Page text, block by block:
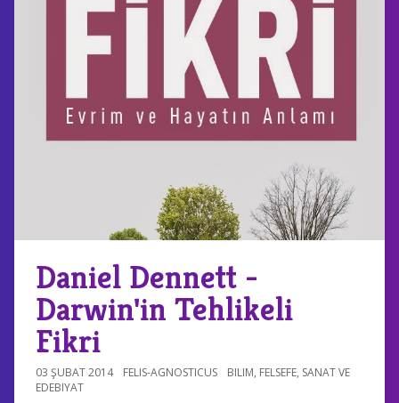
Daniel Dennett -
Darwin'in Tehlikeli
Fikri
03 ŞUBAT 2014 FELIS-AGNOSTICUS BILIM, FELSEFE, SANAT VE
EDEBIYAT